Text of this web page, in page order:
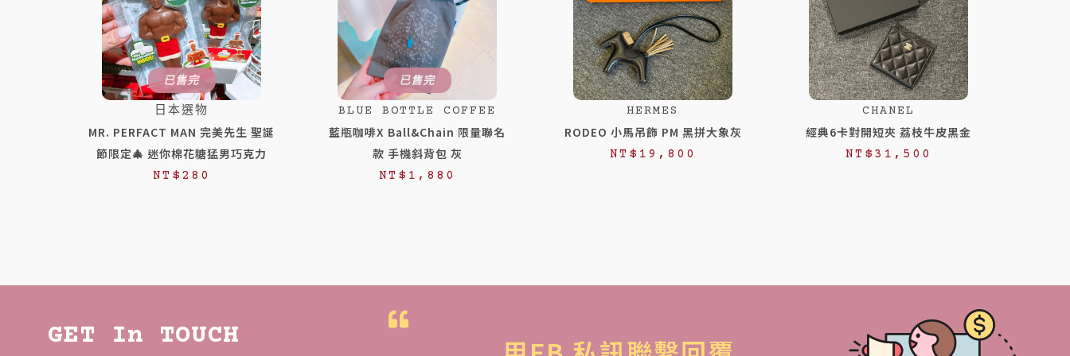
已售完
日本選物
MR. PERFACT MAN 完美先生 聖誕
節限定🎄 迷你棉花糖猛男巧克力
NT$ 280
已售完
BLUE BOTTLE COFFEE
藍瓶咖啡X Ball&Chain 限量聯名
款 手機斜背包 灰
NT$ 1,880
HERMES
RODEO 小馬吊飾 PM 黑拼大象灰
NT$ 19,800
CHANEL
經典6卡對開短夾 荔枝牛皮黑金
NT$ 31,500
GET In TOUCH